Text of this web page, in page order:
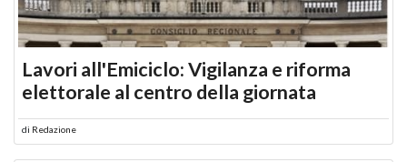
Lavori all'Emiciclo: Vigilanza e riforma
elettorale al centro della giornata
di Redazione